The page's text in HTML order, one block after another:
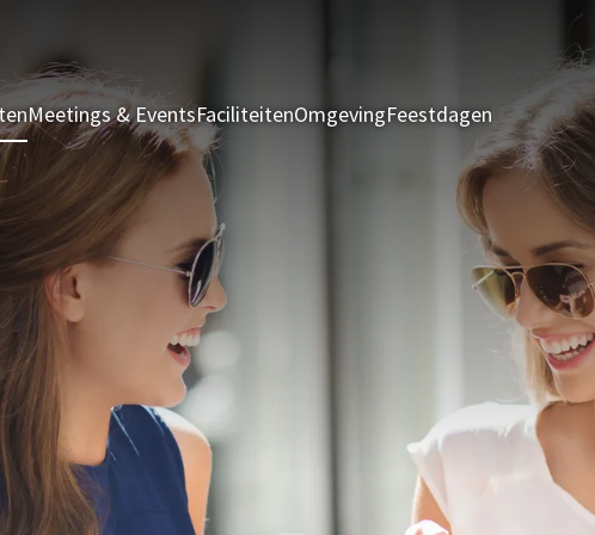
Meetings & EventsFaciliteitenOmgevingFeestdagen Kamers &